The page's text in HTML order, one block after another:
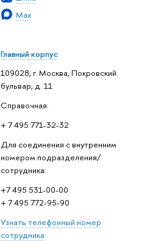
Max
Главный корпус
109028, г. Москва, Покровский
бульвар, д. 11
Справочная:
+ 7 495 771-32-32
Для соединения с внутренним
номером подразделения/
сотрудника:
+7 495 531-00-00
+ 7 495 772-95-90
Узнать телефонный номер
сотрудника